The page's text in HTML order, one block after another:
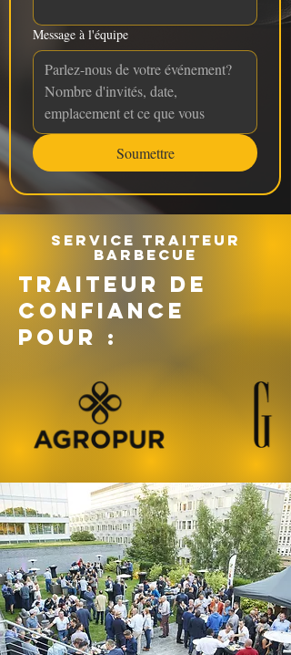
Message à l'équipe
Soumettre
Service traiteur
barbecue
TRAITEUR DE
CONFIANCE
POUR :